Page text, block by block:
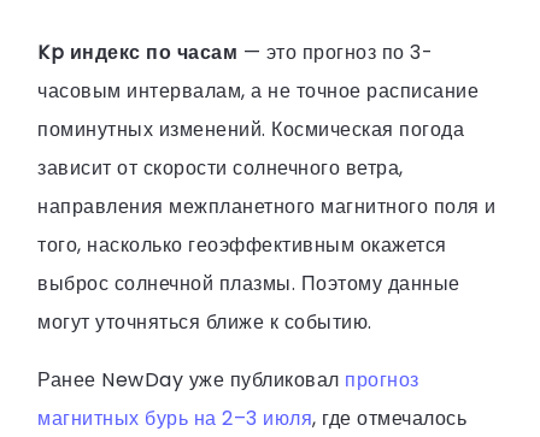
Kp индекс по часам — это прогноз по 3-
часовым интервалам, а не точное расписание
поминутных изменений. Космическая погода
зависит от скорости солнечного ветра,
направления межпланетного магнитного поля и
того, насколько геоэффективным окажется
выброс солнечной плазмы. Поэтому данные
могут уточняться ближе к событию.
Ранее NewDay уже публиковал прогноз
магнитных бурь на 2–3 июля, где отмечалось